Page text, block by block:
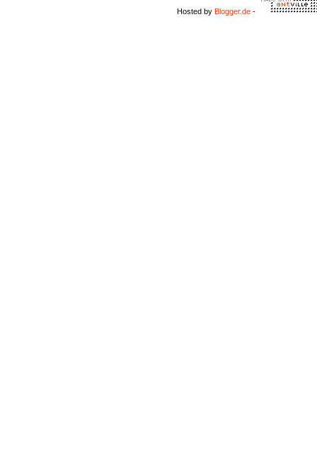
Hosted by Blogger.de -